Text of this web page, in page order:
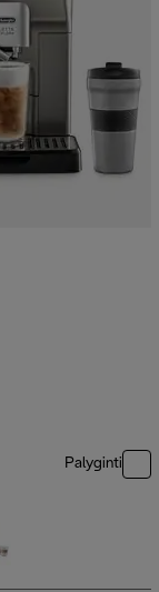
Palyginti